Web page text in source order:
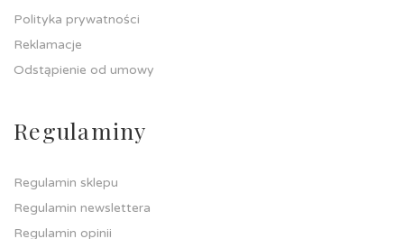
Polityka prywatności
Reklamacje
Odstąpienie od umowy
Regulaminy
Regulamin sklepu
Regulamin newslettera
Regulamin opinii